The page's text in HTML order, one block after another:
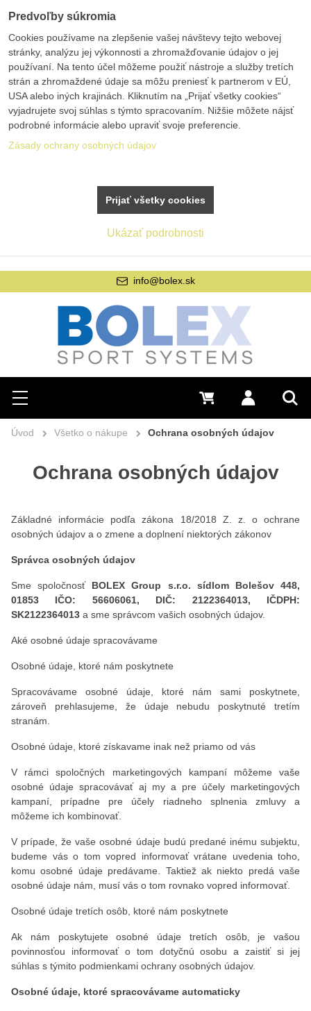
Hľadať
Menu Prihlásiť sa
0 €
info@bolex.sk
Úvod Všetko o nákupe Ochrana osobných údajov
Ochrana osobných údajov
Základné informácie podľa zákona 18/2018 Z. z. o ochrane
osobných údajov a o zmene a doplnení niektorých zákonov
Správca osobných údajov
Sme spoločnosť BOLEX Group s.r.o. sídlom Bolešov 448,
01853 IČO: 56606061, DIČ: 2122364013, IČDPH:
SK2122364013 a sme správcom vašich osobných údajov.
Aké osobné údaje spracovávame
Osobné údaje, ktoré nám poskytnete
Spracovávame osobné údaje, ktoré nám sami poskytnete,
zároveň prehlasujeme, že údaje nebudu poskytnuté tretím
stranám.
Osobné údaje, ktoré získavame inak než priamo od vás
V rámci spoločných marketingových kampaní môžeme vaše
osobné údaje spracovávať aj my a pre účely marketingových
kampaní, prípadne pre účely riadneho splnenia zmluvy a
môžeme ich kombinovať.
V prípade, že vaše osobné údaje budú predané inému subjektu,
budeme vás o tom vopred informovať vrátane uvedenia toho,
komu osobné údaje predávame. Taktiež ak niekto predá vaše
osobné údaje nám, musí vás o tom rovnako vopred informovať.
Osobné údaje tretích osôb, ktoré nám poskytnete
Ak nám poskytujete osobné údaje tretích osôb, je vašou
povinnosťou informovať o tom dotyčnú osobu a zaistiť si jej
súhlas s týmito podmienkami ochrany osobných údajov.
Osobné údaje, ktoré spracovávame automaticky
Predvoľby súkromia
Cookies používame na zlepšenie vašej návštevy tejto webovej
stránky, analýzu jej výkonnosti a zhromažďovanie údajov o jej
používaní. Na tento účel môžeme použiť nástroje a služby tretích
strán a zhromaždené údaje sa môžu preniesť k partnerom v EÚ,
USA alebo iných krajinách. Kliknutím na „Prijať všetky cookies“
vyjadrujete svoj súhlas s týmto spracovaním. Nižšie môžete nájsť
podrobné informácie alebo upraviť svoje preferencie.
Zásady ochrany osobných údajov
Ukázať podrobnosti
Prijať všetky cookies